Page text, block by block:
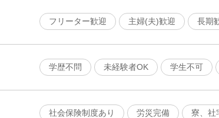
フリーター歓迎
主婦(夫)歓迎 長期
学歴不問
未経験者OK 学生不可
社会保険制度あり
労災完備 寮、社